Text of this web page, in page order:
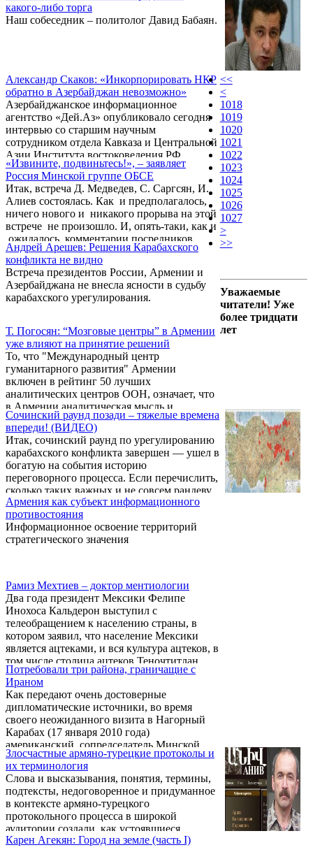
какого-либо торга
Наш собеседник – политолог Давид Бабаян.
Александр Скаков: «Инкорпорировать НКР
обратно в Азербайджан невозможно»
Азербайджанское информационное
агентство «Дей.Аз» опубликовало сегодня
интервью со старшим научным
сотрудником отдела Кавказа и Центральной
Азии Института востоковедения РФ
Александром Скаковым. Однако, данное
интервью в азербайджанском СМИ вышло в
варианте, отличающемся от оригинала.
Предлагаем вниманию читателей оригинал
интервью Александра Скакова
информагентству Дей.Аз.
«Извините, подвиньтесь!», – заявляет
Россия Минской группе ОБСЕ
Итак, встреча Д. Медведев, С. Саргсян, И.
Алиев состоялась. Как и предполагалось,
ничего нового и никакого прорыва на этой
встрече не произошло. И, опять-таки, как и
ожидалось, комментарии посредников
лучились оптимизмом. Горан Лермаркер,
специальный представитель ПА ОБСЕ,
даже заявил, что «заключение соглашения
по конфликту может стать возможным этой
весной».
Андрей Арешев: Решения Карабахского
конфликта не видно
Встреча президентов России, Армении и
Азербайджана не внесла ясности в судьбу
карабахского урегулирования.
Т. Погосян: “Мозговые центры” в Армении
уже влияют на принятие решений
То, что "Международный центр
гуманитарного развития" Армении
включен в рейтинг 50 лучших
аналитических центров ООН, означает, что
в Армении аналитическая мысль и
институт “мозговых центров” состоялись.
Об этом в беседе с корреспондентом
Panorama.am сообщил глава центра Теван
Погосян, комментируя обнародованный
накануне штаб-квартирой ООН рейтинг
лучших мировых аналитических центров.
Сочинский раунд позади – тяжелые времена
впереди! (ВИДЕО)
Итак, сочинский раунд по урегулированию
карабахского конфликта завершен — ушел в
богатую на события историю
переговорного процесса. Если перечислить,
сколько таких важных и не совсем рандеву
состоялось за последние 10-15 лет, не
хватит никакой бумаги: Ки-Вест, Париж,
Мадрид, Лиссабон, Прага, Минск, Бишкек –
назови любой город на карте мира, и
урегулирования было — не счесть! Но воз и
ныне там.
Армения как субъект информационного
противостояния
Информационное освоение территорий
стратегического значения
Рамиз Мехтиев – доктор ментиологии
Два года президент Мексики Фелипе
Инохоса Кальдерон выступил с
телеобращением к населению страны, в
котором заявил, что население Мексики
является ацтеками, и вся культура ацтеков, в
том числе столица ацтеков Теночтитлан,
является творением рук и интеллекта
нынешних мексиканцев. Ацтекские поэты
Нецауалькойотль и Куакуацин были
объявлены великими мексиканскими
поэтами, а ацтекские императоры –
выдающимися мексиканскими
государственными деятелями. Наконец,
язык ацтеков – науатль – был провозглашен
...
Потребовали три района, граничащие с
Ираном
Как передают очень достоверные
дипломатические источники, во время
своего неожиданного визита в Нагорный
Карабах (17 января 2010 года)
американский сопредседатель Минской
группы ОБСЕ по урегулированию нагорно-
карабахского конфликта Роберт Брадтке в
узком кругу сказал, что США всегда готовы
содействовать народу Нагорного Карабаха
в вопросе самоопределения, но армянская
сторона вынуждена пойти на некоторые
уступки и в первую очередь вывести свои
войска из граничащих с Ираном трех
Злосчастные армяно-турецкие протоколы и
их терминология
Слова и высказывания, понятия, термины,
подтексты, недоговоренное и придуманное
в контексте армяно-турецкого
протокольного процесса в широкой
аудитории создали, как устоявшиеся
штампы, так и полный разброд мнений о
Карен Агекян: Город на земле (часть I)
<<
<
1018
1019
1020
1021
1022
1023
1024
1025
1026
1027
>
>>
Уважаемые
читатели! Уже
более тридцати
лет